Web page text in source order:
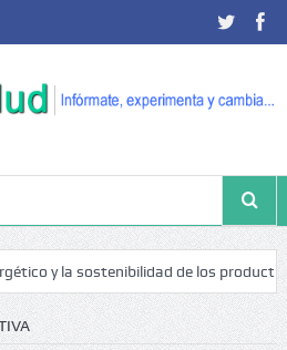
y la sostenibilidad de los productores